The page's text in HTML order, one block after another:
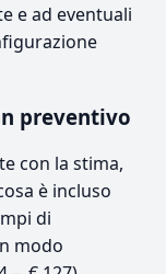
e ad eventuali
preventivo
con la stima,
è incluso
di
modo